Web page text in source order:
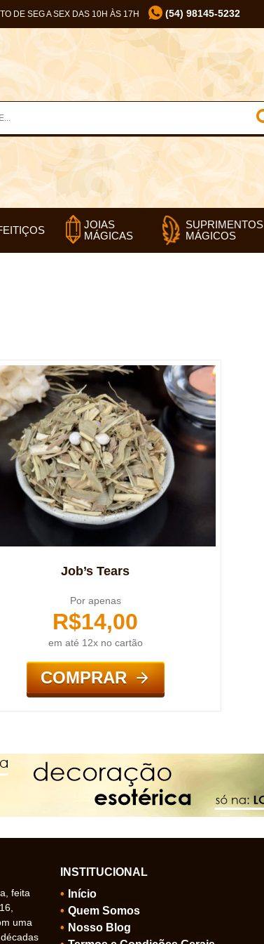
DE SEG A SEX DAS 10H ÀS 17H (54) 98145-5232
JOIAS
MÁGICAS
SUPRIMENTOS
MÁGICOS
Job’s Tears
Por apenas
R$14,00
em até 12x no cartão
COMPRAR
feita
uma
INSTITUCIONAL
Início
Quem Somos
Nosso Blog